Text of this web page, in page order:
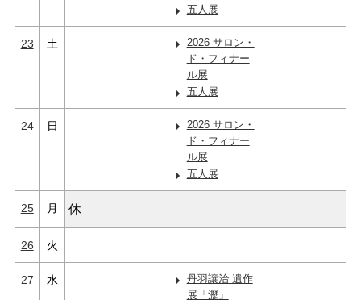
五人展
23 土
2026 サロン・
ド・フィナー
ル展
五人展
24 日
2026 サロン・
ド・フィナー
ル展
五人展
25 月 休
26 火
27 水
丹羽讓治 遺作
展「瀝」